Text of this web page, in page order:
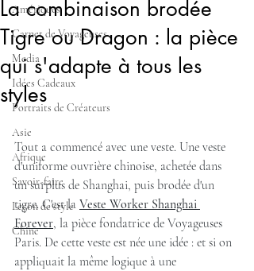
Amériques
Carnet de Voyageuses
Media
Idées Cadeaux
Portraits de Créateurs
Asie
Afrique
Savoir-faire
Leçon de style
Chine
La combinaison brodée
Tigre ou Dragon : la pièce
qui s'adapte à tous les
styles
Tout a commencé avec une veste. Une veste
d'uniforme ouvrière chinoise, achetée dans
un surplus de Shanghai, puis brodée d'un
tigre. C'est la Veste Worker Shanghai
Forever, la pièce fondatrice de Voyageuses
Paris. De cette veste est née une idée : et si on
appliquait la même logique à une